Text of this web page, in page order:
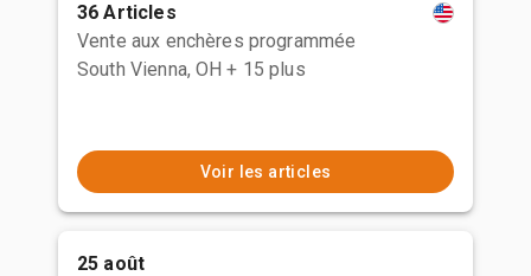
36 Articles
Vente aux enchères programmée
South Vienna, OH + 15 plus
Voir les articles
25 août